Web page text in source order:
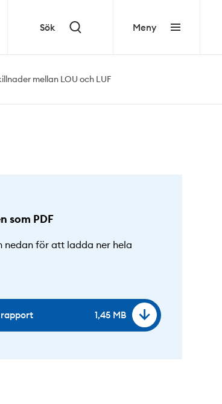
Sök Meny
mellan LOU och LUF
som PDF
nedan för att ladda ner hela
1,45 MB